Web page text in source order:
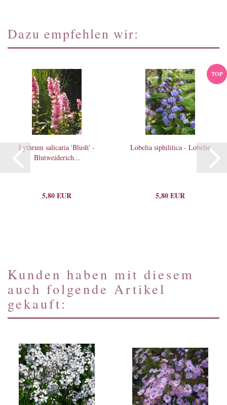
Dazu empfehlen wir:
Lythrum salicaria 'Blush' -
Blutweiderich...
5,80 EUR
TOP
Lobelia siphilitica - Lobelie
5,80 EUR
Kunden haben mit diesem
auch folgende Artikel
gekauft: